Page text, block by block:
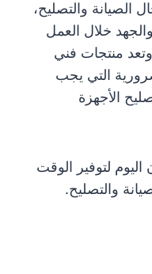
الصيانة والتصليح،
خلال العمل
منتجات فني
التي يجب
الأجهزة
لتوفير الوقت
والتصليح.